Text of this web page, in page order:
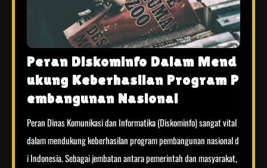
Peran Diskominfo Dalam Mend
ukung Keberhasilan Program P
embangunan Nasional
Peran Dinas Komunikasi dan Informatika (Diskominfo) sangat vital
dalam mendukung keberhasilan program pembangunan nasional d
i Indonesia. Sebagai jembatan antara pemerintah dan masyarakat,